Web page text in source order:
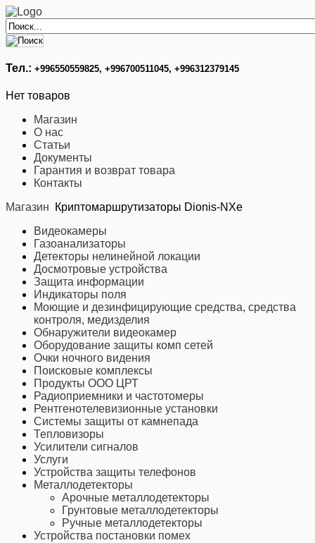
Тел.: +996550559825, +996700511045, +996312379145
Нет товаров
Магазин
О нас
Статьи
Документы
Гарантия и возврат товара
Контакты
Магазин
Криптомаршрутизаторы Dionis-NXe
Видеокамеры
Газоанализаторы
Детекторы нелинейной локации
Досмотровые устройства
Защита информации
Индикаторы поля
Моющие и дезинфицирующие средства, средства
контроля, медизделия
Обнаружители видеокамер
Оборудование защиты комп сетей
Очки ночного видения
Поисковые комплексы
Продукты ООО ЦРТ
Радиоприемники и частотомеры
Рентгенотелевизионные установки
Системы защиты от камнепада
Тепловизоры
Усилители сигналов
Услуги
Устройства защиты телефонов
Металлодетекторы
Арочные металлодетекторы
Грунтовые металлодетекторы
Ручные металлодетекторы
Устройства постановки помех